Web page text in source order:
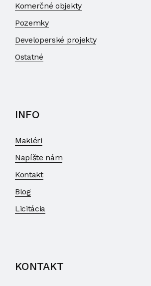
Komerčné objekty
Pozemky
Developerské projekty
Ostatné
INFO
Makléri
Napíšte nám
Kontakt
Blog
Licitácia
KONTAKT